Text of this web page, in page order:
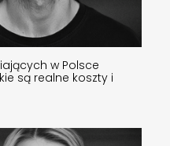
w Polsce
są realne koszty i